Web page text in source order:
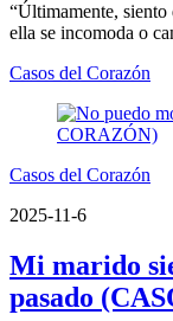
“Últimamente, siento
ella se incomoda o
Casos del Corazón
Casos del Corazón
2025-11-6
Mi marido
pasado